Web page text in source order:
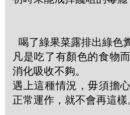
喝了綠果菜露排出綠色
凡是吃了有顏色的食物
消化吸收不夠。
遇上這種情況，毋須擔
正常運作，就不會再這樣